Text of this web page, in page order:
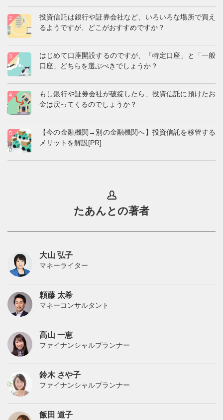
投資信託は銀行や証券会社など、いろいろな場所で買え
るようですが、どこがおすすめですか？
はじめて口座開設するのですが、「特定口座」と「一般
口座」どちらを選ぶべきでしょうか？
もし銀行や証券会社が破綻したら、投資信託に預けたお
金は戻ってくるのでしょうか？
【今の金融機関→別の金融機関へ】投資信託を移管する
メリットを解説[PR]
たあんとの著者
大山 弘子
マネーライター
頼藤 太希
マネーコンサルタント
高山 一恵
ファイナンシャルプランナー
鈴木 さや子
ファイナンシャルプランナー
飯田 道子